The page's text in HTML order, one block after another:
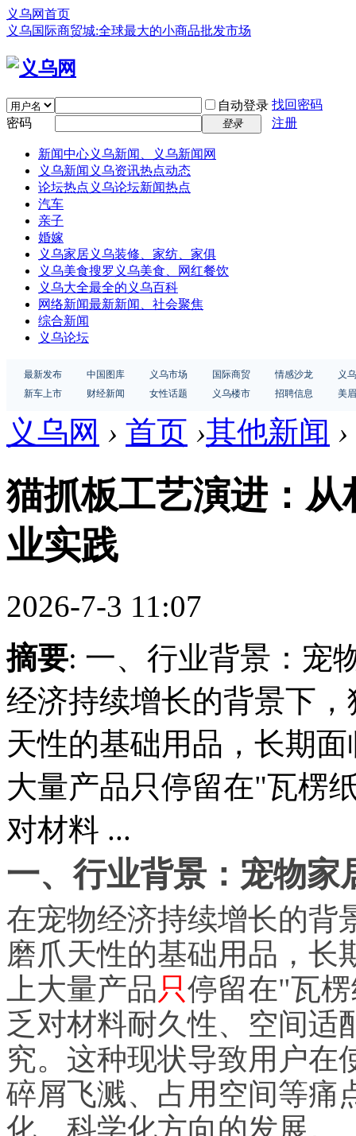
义乌网首页
义乌国际商贸城:全球最大的小商品批发市场
自动登录 找回密码
密码
登录 注册
新闻中心义乌新闻、义乌新闻网
义乌新闻 义乌资讯热点动态
论坛热点 义乌论坛新闻热点
汽车
亲子
婚嫁
义乌家居义乌装修、家纺、家俱
义乌美食搜罗义乌美食、网红餐饮
义乌大全最全的义乌百科
网络新闻最新新闻、社会聚焦
综合新闻
义乌论坛
最新发布 中国图库 义乌市场 国际商贸 情感沙龙
义
新车上市
财经新闻 女性话题 义乌楼市 招聘信息 美
义乌网 › 首页 ›其他新闻 ›
猫抓板工艺演进：
业实践
2026-7-3 11:07
摘要: 一、行业背景：宠
经济持续增长的背景下
天性的基础用品，长期
大量产品只停留在"瓦楞
对材料 ...
一、行业背景：宠物家
在宠物经济持续增长的背
磨爪天性的基础用品，长
上大量产品只停留在"瓦
乏对材料耐久性、空间适
究。这种现状导致用户在
碎屑飞溅、占用空间等痛
化、科学化方向的发展。